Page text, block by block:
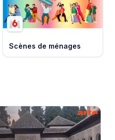
Scènes de ménages